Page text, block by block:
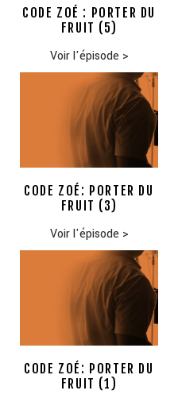
CODE ZOÉ : PORTER DU
FRUIT (5)
Voir l'épisode >
CODE ZOÉ: PORTER DU
FRUIT (3)
Voir l'épisode >
CODE ZOÉ: PORTER DU
FRUIT (1)